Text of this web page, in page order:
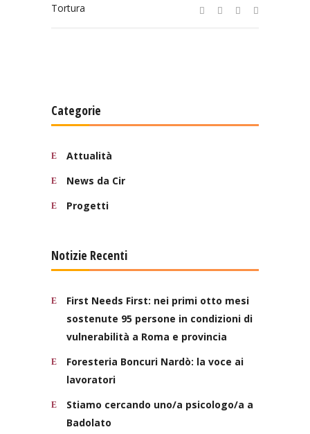
Tortura
Categorie
Attualità
News da Cir
Progetti
Notizie Recenti
First Needs First: nei primi otto mesi
sostenute 95 persone in condizioni di
vulnerabilità a Roma e provincia
Foresteria Boncuri Nardò: la voce ai
lavoratori
Stiamo cercando uno/a psicologo/a a
Badolato